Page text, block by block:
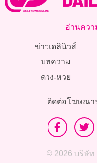
อ่านควา
ข่าวเดลินิวส์
บทความ
ดวง-หวย
ติดต่อโฆษณา
© 2026 บริษัท